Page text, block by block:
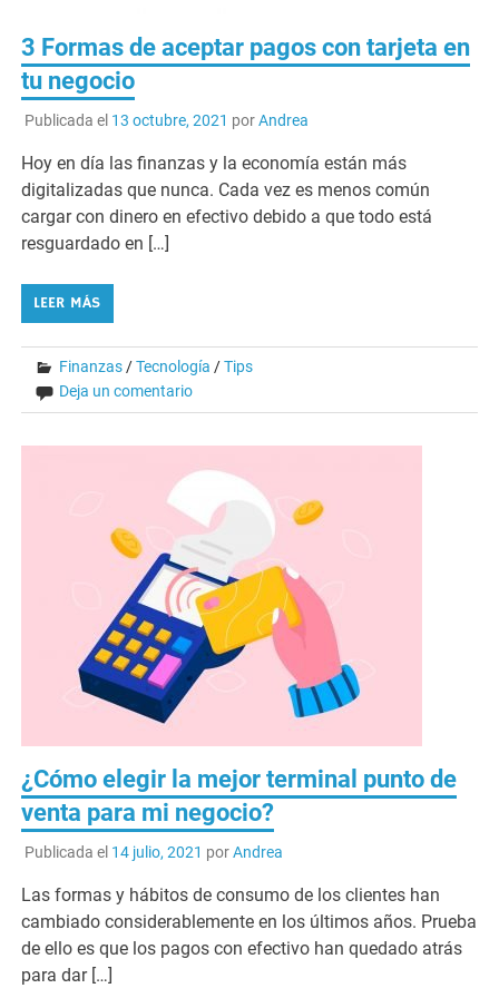
3 Formas de aceptar pagos con tarjeta en
tu negocio
Publicada el 13 octubre, 2021 porAndrea
Hoy en día las finanzas y la economía están más
digitalizadas que nunca. Cada vez es menos común
cargar con dinero en efectivo debido a que todo está
resguardado en […]
LEER MÁS
Finanzas /Tecnología /Tips
Deja un comentario
¿Cómo elegir la mejor terminal punto de
venta para mi negocio?
Publicada el 14 julio, 2021 porAndrea
Las formas y hábitos de consumo de los clientes han
cambiado considerablemente en los últimos años. Prueba
de ello es que los pagos con efectivo han quedado atrás
para dar […]